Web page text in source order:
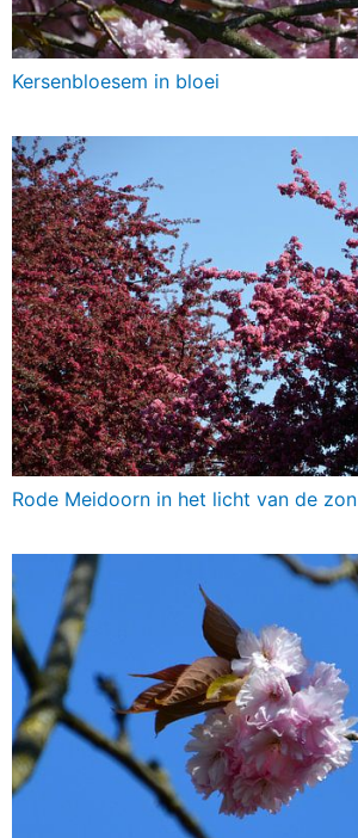
Kersenbloesem in bloei
Rode Meidoorn in het licht van de zon